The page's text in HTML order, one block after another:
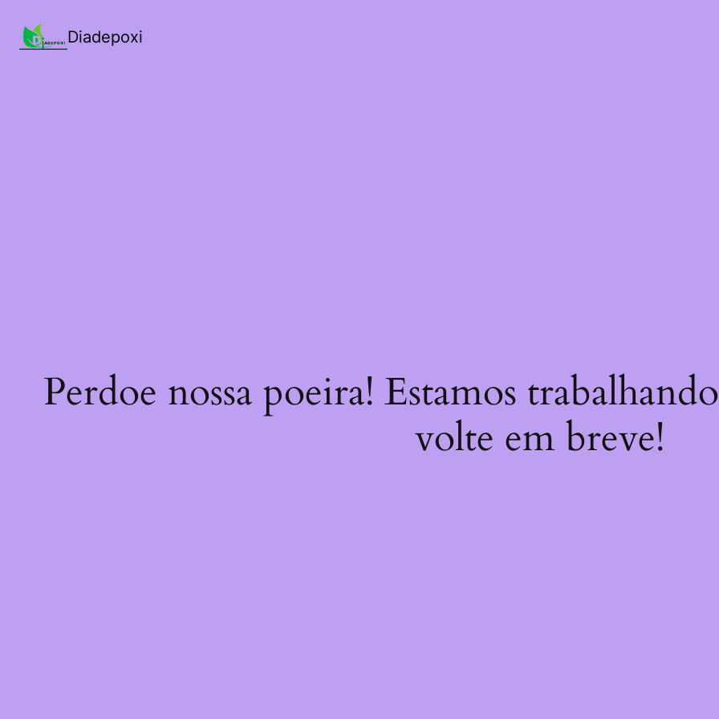
Diadepoxi
Perdoe nossa poeira! Estamos
volte em breve!